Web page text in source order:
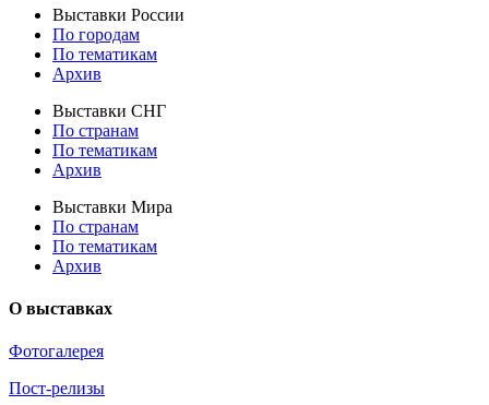
Выставки России
По городам
По тематикам
Архив
Выставки СНГ
По странам
По тематикам
Архив
Выставки Мира
По странам
По тематикам
Архив
О выставках
Фотогалерея
Пост-релизы